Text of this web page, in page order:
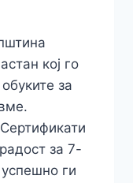
кој го
за
за 7-
ги